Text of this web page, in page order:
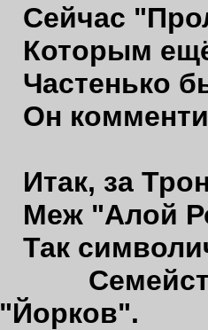
Сейчас
Которым
Частенько
Он
Итак, за
Меж "Алой
Так
"Йорков".